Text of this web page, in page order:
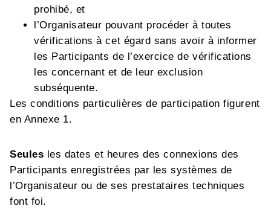
prohibé, et
l’Organisateur pouvant procéder à toutes
vérifications à cet égard sans avoir à informer
les Participants de l’exercice de vérifications
les concernant et de leur exclusion
subséquente.
Les conditions particulières de participation figurent
en Annexe 1.
Seules les dates et heures des connexions des
Participants enregistrées par les systèmes de
’Organisateur ou de ses prestataires techniques
font foi.